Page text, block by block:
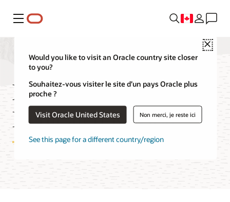
Menu
Close
Would you like to visit an Oracle country site closer
to you?
Souhaitez-vous visiter le site d’un pays Oracle plus
proche ?
Visit Oracle United States Non merci, je reste ici
See this page for a different country/region
FAQ sur OCI
Dedicated Region